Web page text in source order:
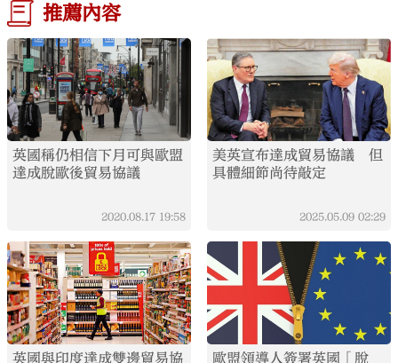
推薦內容
英國稱仍相信下月可與歐盟
達成脫歐後貿易協議
2020.08.17 19:58
美英宣布達成貿易協議 但
具體細節尚待敲定
2025.05.09 02:29
英國與印度達成雙邊貿易協 歐盟領導人簽署英國「脫